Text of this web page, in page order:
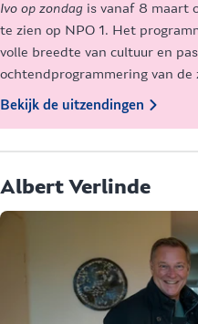
Ivo op zondag is vanaf 8 maart
te zien op NPO 1. Het
volle breedte van cultuur en
ochtendprogrammering van de
Bekijk de uitzendingen
Albert Verlinde